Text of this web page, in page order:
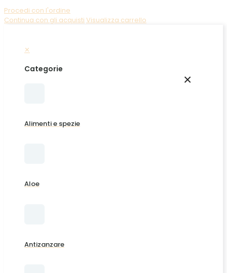
Procedi con l'ordine
Continua con gli acquisti Visualizza carrello
✕
×
Categorie
Alimenti e spezie
Aloe
Antizanzare